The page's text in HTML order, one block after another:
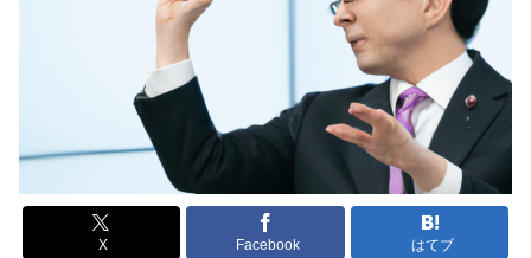
X Facebook はてブ